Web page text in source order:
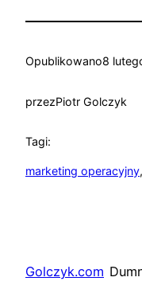
Opublikowano8
przezPiotr Golczyk
Tagi:
marketing operacyjny,
Golczyk.com